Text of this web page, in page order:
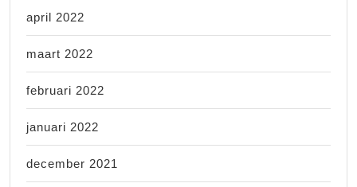
april 2022
maart 2022
februari 2022
januari 2022
december 2021